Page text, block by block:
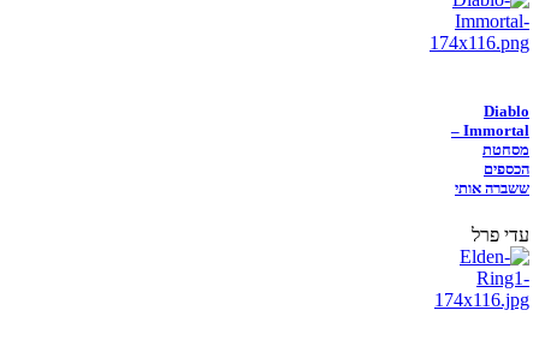
Diablo
Immortal –
מסחטת
הכספים
ששברה אותי
עדי פרל